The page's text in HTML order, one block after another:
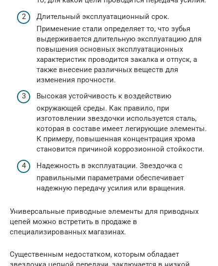
Длительный эксплуатационный срок.
Применение стали определяет то, что зубья
выдерживается длительную эксплуатацию для
повышения основных эксплуатационных
характеристик проводится закалка и отпуск, а
также внесение различных веществ для
изменения прочности.
Высокая устойчивость к воздействию
окружающей среды. Как правило, при
изготовлении звездочки используется сталь,
которая в составе имеет легирующие элементы.
К примеру, повышенная концентрация хрома
становится причиной коррозионной стойкости.
Надежность в эксплуатации. Звездочка с
правильными параметрами обеспечивает
надежную передачу усилия или вращения.
Универсальные приводные элементы для приводных
цепей можно встретить в продаже в
специализированных магазинах.
Существенным недостатком, которым обладает